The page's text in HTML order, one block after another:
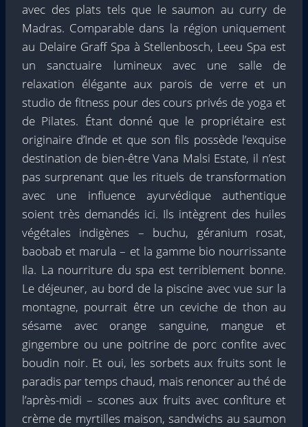
avec des plats tels que le saumon au curry de
Madras. Comparable dans la région uniquement
au Delaire Graff Spa à Stellenbosch, Leeu Spa est
un sanctuaire lumineux avec une salle de
relaxation élégante aux parois de verre et un
studio de fitness pour des cours privés de yoga et
de Pilates. Étant donné que le propriétaire est
originaire d’Inde et que son fils possède l’exquise
destination de bien-être Vana Malsi Estate, il n’est
pas surprenant que les rituels de transformation
avec une influence ayurvédique authentique
soient très demandés ici. Ils intègrent des huiles
végétales indigènes – buchu, géranium rosat,
baobab et marula – et la gamme bio nourrissante
Ila. La nourriture du spa est terriblement bonne.
Le déjeuner, au bord de la piscine avec vue sur la
montagne, pourrait être un ceviche de thon au
sésame avec orange sanguine, mangue et
gingembre ou une poitrine de porc confite avec
boudin noir. Et oui, les sorbets aux fruits sont le
paradis par temps chaud, mais renoncer au thé de
l’après-midi – scones aux fruits avec confiture et
crème de myrtilles maison, sandwichs au saumon